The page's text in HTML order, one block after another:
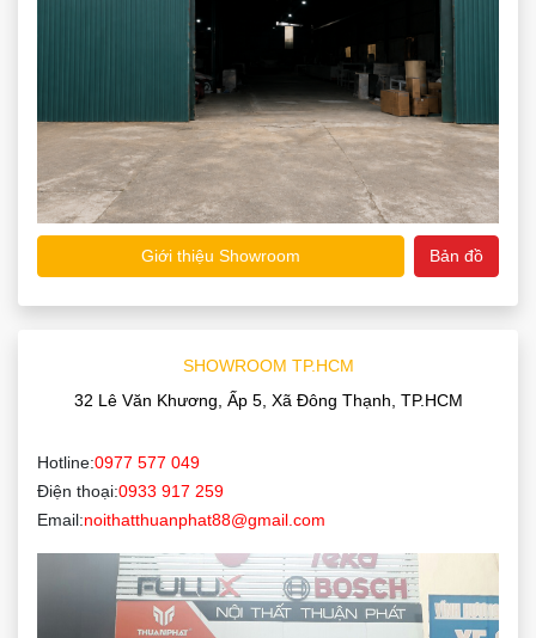
Giới thiệu Showroom Bản đồ
SHOWROOM TP.HCM
32 Lê Văn Khương, Ấp 5, Xã Đông Thạnh, TP.HCM
Hotline:0977 577 049
Điện thoại:0933 917 259
Email:noithatthuanphat88@gmail.com